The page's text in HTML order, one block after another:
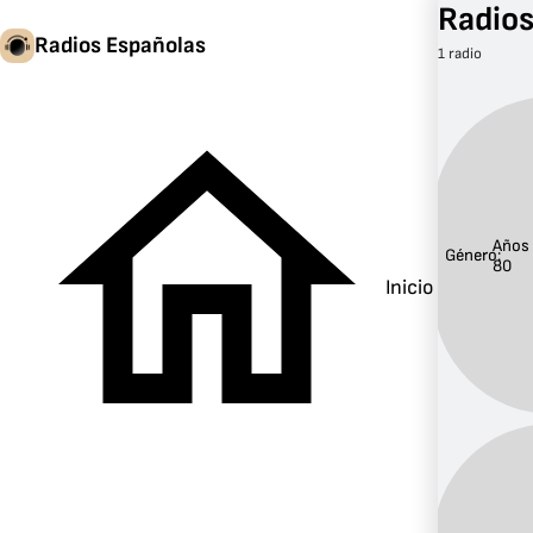
Radios Españolas
Inicio
1 radio
Género:Años
80